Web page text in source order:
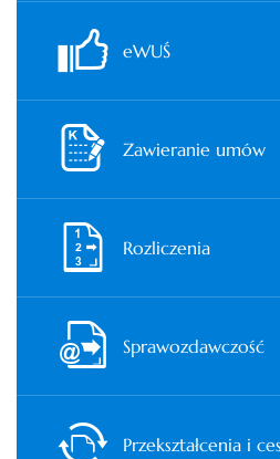
eWUŚ
Zawieranie umów
Rozliczenia
Sprawozdawczość
Przekształcenia i